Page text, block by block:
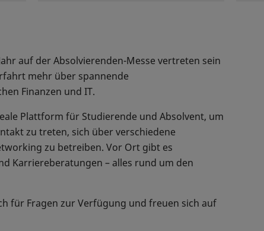
auf der Absolvierenden-Messe vertreten sein
mehr über spannende
Finanzen und IT.
Plattform für Studierende und Absolvent, um
zu treten, sich über verschiedene
zu betreiben. Vor Ort gibt es
Karriereberatungen – alles rund um den
für Fragen zur Verfügung und freuen sich auf